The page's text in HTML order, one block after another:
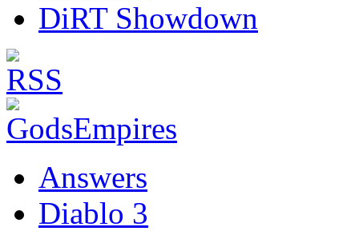
DiRT Showdown
Answers
Diablo 3